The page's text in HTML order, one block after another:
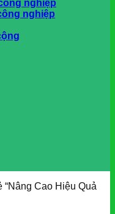
nghiệp
nghiệp
Cao Hiệu Quả